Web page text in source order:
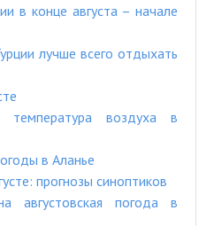
в конце августа – начале
лучше всего отдыхать
температура воздуха в
в Аланье
прогнозы синоптиков
августовская погода в